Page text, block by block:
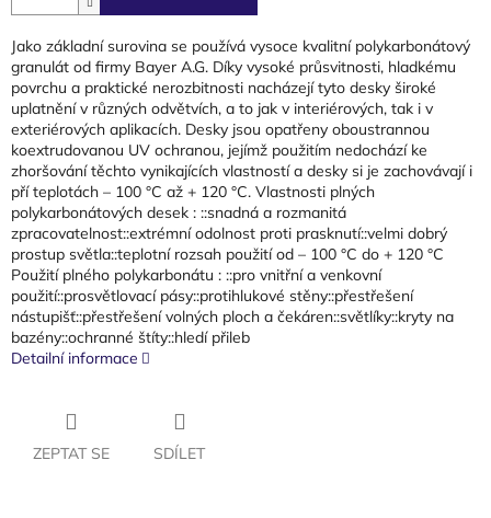
Jako základní surovina se používá vysoce kvalitní polykarbonátový
granulát od firmy Bayer A.G. Díky vysoké průsvitnosti, hladkému
povrchu a praktické nerozbitnosti nacházejí tyto desky široké
uplatnění v různých odvětvích, a to jak v interiérových, tak i v
exteriérových aplikacích. Desky jsou opatřeny oboustrannou
koextrudovanou UV ochranou, jejímž použitím nedochází ke
zhoršování těchto vynikajících vlastností a desky si je zachovávají i
pří teplotách – 100 °C až + 120 °C. Vlastnosti plných
polykarbonátových desek : ::snadná a rozmanitá
zpracovatelnost::extrémní odolnost proti prasknutí::velmi dobrý
prostup světla::teplotní rozsah použití od – 100 °C do + 120 °C
Použití plného polykarbonátu : ::pro vnitřní a venkovní
použití::prosvětlovací pásy::protihlukové stěny::přestřešení
nástupišť::přestřešení volných ploch a čekáren::světlíky::kryty na
bazény::ochranné štíty::hledí přileb
Detailní informace
ZEPTAT SE SDÍLET